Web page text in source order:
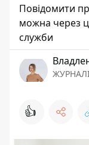
Повідомити
можна через
служби
👍